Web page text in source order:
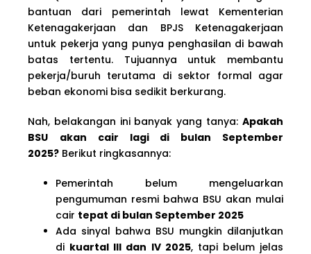
bantuan dari pemerintah lewat Kementerian
Ketenagakerjaan dan BPJS Ketenagakerjaan
untuk pekerja yang punya penghasilan di bawah
batas tertentu. Tujuannya untuk membantu
pekerja/buruh terutama di sektor formal agar
beban ekonomi bisa sedikit berkurang.
Nah, belakangan ini banyak yang tanya: Apakah
BSU
akan cair lagi di bulan September
2025? Berikut ringkasannya:
Pemerintah belum mengeluarkan
pengumuman resmi bahwa BSU akan mulai
cair tepat di bulan September 2025
Ada sinyal bahwa BSU mungkin dilanjutkan
di kuartal III dan IV 2025, tapi belum jelas